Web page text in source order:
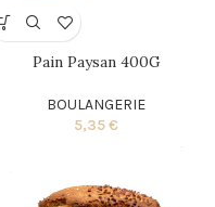
Pain Paysan 400G
BOULANGERIE
5,35€